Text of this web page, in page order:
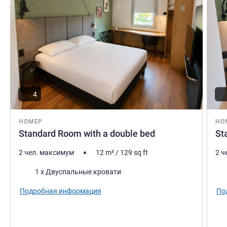
НОМЕР
Standard Room with a double bed
4
2 чел. максимум 12 m²/ 129 sq ft
Постель1 x Двуспальные кровати
Подробная информация
2